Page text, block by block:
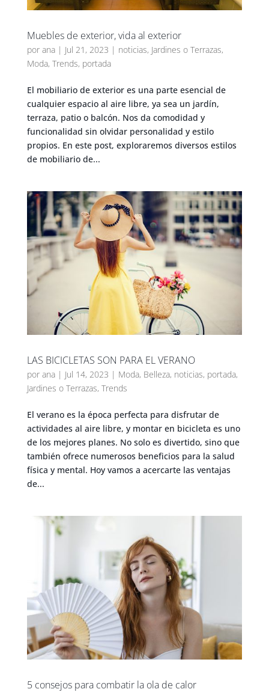
Muebles de exterior, vida al exterior
por ana| Jul 21, 2023 | noticias, Jardines o Terrazas,
Moda, Trends, portada
El mobiliario de exterior es una parte esencial de
cualquier espacio al aire libre, ya sea un jardín,
terraza, patio o balcón. Nos da comodidad y
funcionalidad sin olvidar personalidad y estilo
propios. En este post, exploraremos diversos estilos
de mobiliario de...
LAS BICICLETAS SON PARA EL VERANO
por ana| Jul 14, 2023 | Moda, Belleza, noticias, portada,
Jardines o Terrazas, Trends
El verano es la época perfecta para disfrutar de
actividades al aire libre, y montar en bicicleta es uno
de los mejores planes. No solo es divertido, sino que
también ofrece numerosos beneficios para la salud
física y mental. Hoy vamos a acercarte las ventajas
de...
5 consejos para combatir la ola de calor